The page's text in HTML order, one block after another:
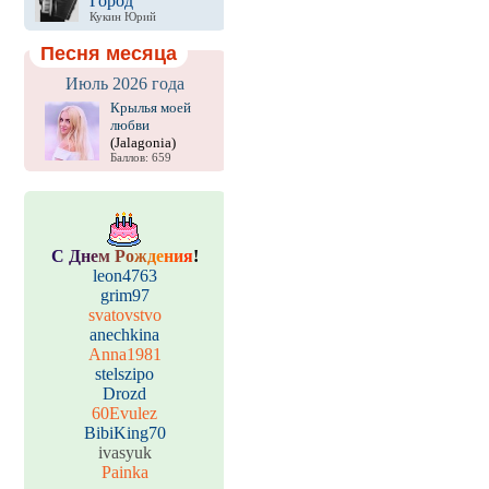
Кукин Юрий
Песня месяца
Июль 2026 года
Крылья моей
любви
(Jalagonia)
Баллов: 659
С Днем Рождения!
leon4763
grim97
svatovstvo
anechkina
Anna1981
stelszipo
Drozd
60Evulez
BibiKing70
ivasyuk
Painka